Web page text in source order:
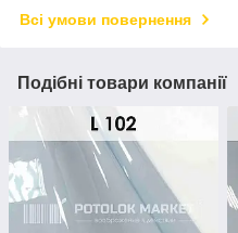
Всі умови повернення
Подібні товари компанії